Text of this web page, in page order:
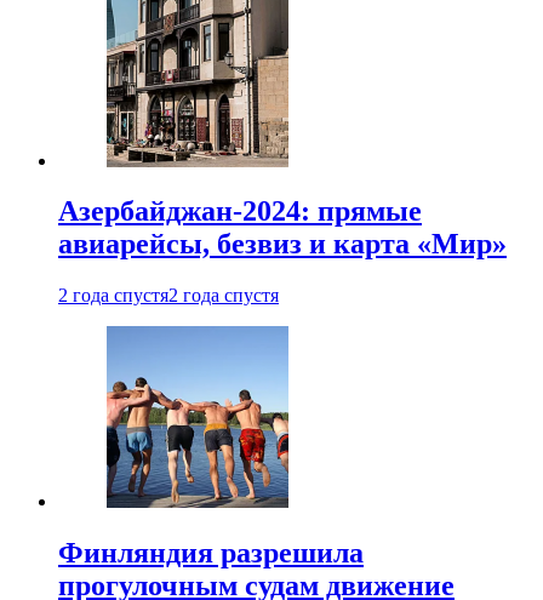
Азербайджан-2024: прямые
авиарейсы, безвиз и карта «Мир»
2 года спустя2 года спустя
Финляндия разрешила
прогулочным судам движение